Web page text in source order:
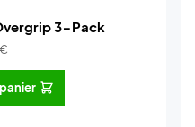
3-Pack
€